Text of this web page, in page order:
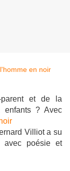
parent et de la
enfants ? Avec
Villiot a su
avec poésie et